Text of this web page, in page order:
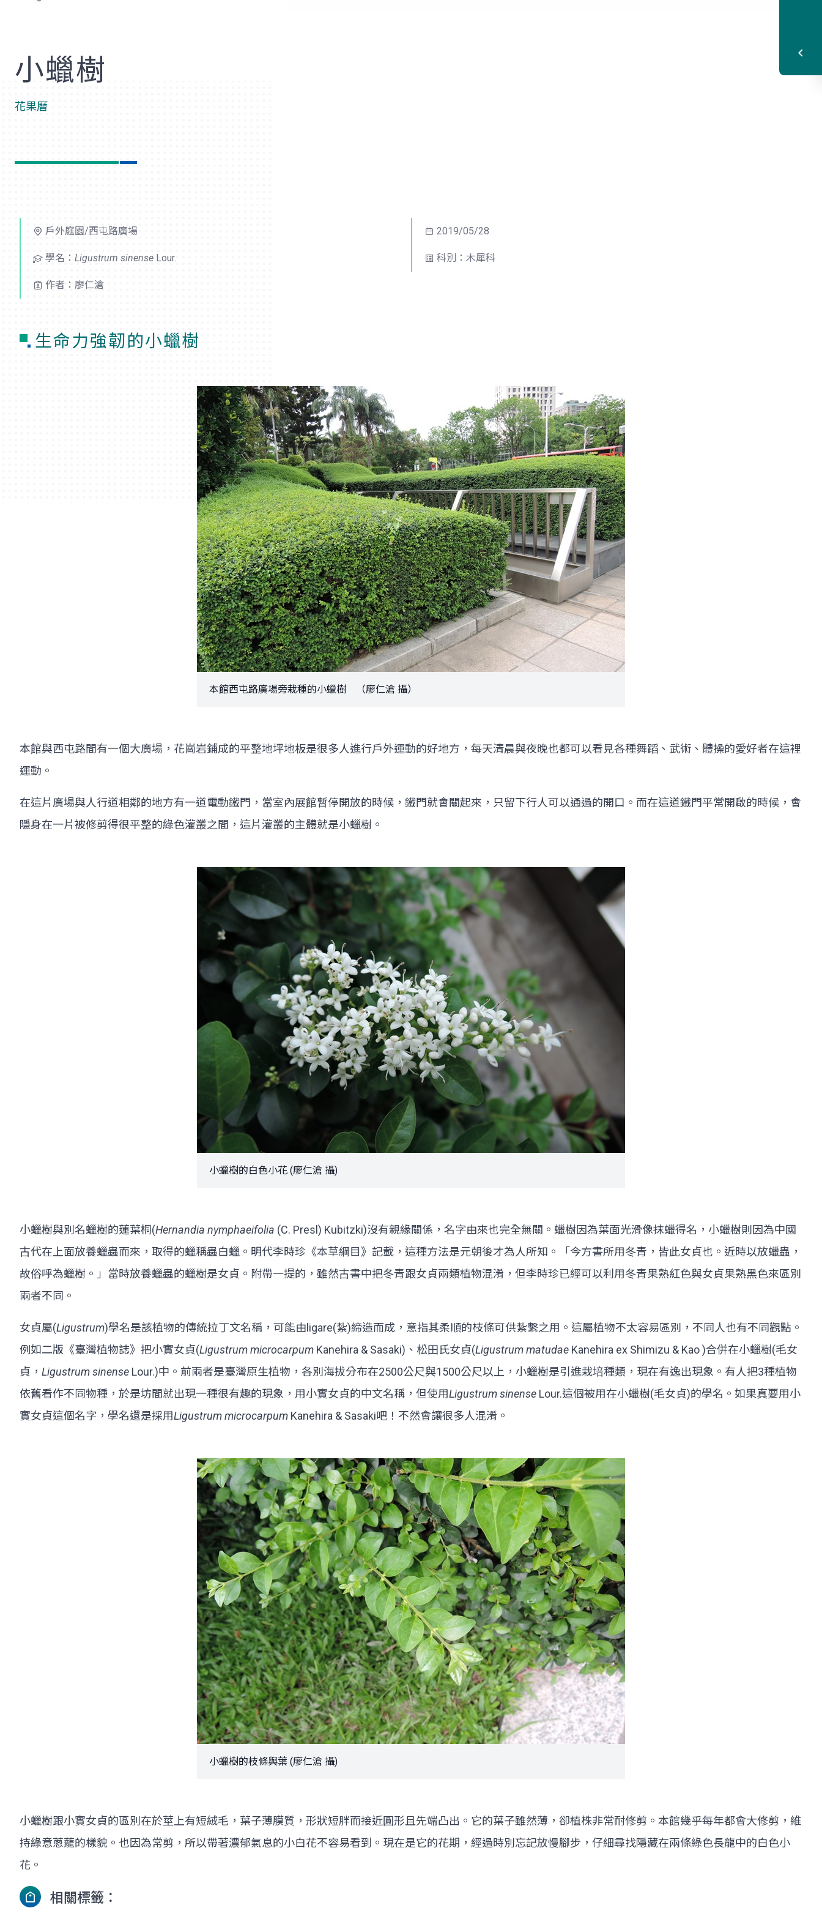
小蠟樹
花果曆
戶外庭園/西屯路廣場 2019/05/28
學名： Ligustrum sinense Lour. 科別：木犀科
作者：廖仁滄
生命力強韌的小蠟樹
本館西屯路廣場旁栽種的小蠟樹 （廖仁滄 攝）
本館與西屯路間有一個大廣場，花崗岩鋪成的平整地坪地板是很多人進行戶外運動的好地方，每天清晨與夜晚也都可以看見各種舞蹈、武術、體操的愛好者在這裡
運動。
在這片廣場與人行道相鄰的地方有一道電動鐵門，當室內展館暫停開放的時候，鐵門就會關起來，只留下行人可以通過的開口。而在這道鐵門平常開啟的時候，會
隱身在一片被修剪得很平整的綠色灌叢之間，這片灌叢的主體就是小蠟樹。
小蠟樹的白色小花 (廖仁滄 攝)
小蠟樹與別名蠟樹的蓮葉桐(Hernandia nymphaeifolia (C. Presl) Kubitzki)沒有親緣關係，名字由來也完全無關。蠟樹因為葉面光滑像抹蠟得名，小蠟樹則因為中國
古代在上面放養蠟蟲而來，取得的蠟稱蟲白蠟。明代李時珍《本草綱目》記載，這種方法是元朝後才為人所知。「今方書所用冬青，皆此女貞也。近時以放蠟蟲，
故俗呼為蠟樹。」當時放養蠟蟲的蠟樹是女貞。附帶一提的，雖然古書中把冬青跟女貞兩類植物混淆，但李時珍已經可以利用冬青果熟紅色與女貞果熟黑色來區別
兩者不同。
女貞屬(Ligustrum)學名是該植物的傳統拉丁文名稱，可能由ligare(紮)締造而成，意指其柔順的枝條可供紮繫之用。這屬植物不太容易區別，不同人也有不同觀點。
例如二版《臺灣植物誌》把小實女貞(Ligustrum microcarpum Kanehira & Sasaki)、松田氏女貞(Ligustrum matudae Kanehira ex Shimizu & Kao )合併在小蠟樹(毛女
貞， Ligustrum sinense Lour.)中。前兩者是臺灣原生植物，各別海拔分布在2500公尺與1500公尺以上，小蠟樹是引進栽培種類，現在有逸出現象。有人把3種植物
依舊看作不同物種，於是坊間就出現一種很有趣的現象，用小實女貞的中文名稱，但使用Ligustrum sinense Lour.這個被用在小蠟樹(毛女貞)的學名。如果真要用小
實女貞這個名字，學名還是採用Ligustrum microcarpum Kanehira & Sasaki吧！不然會讓很多人混淆。
小蠟樹的枝條與葉 (廖仁滄 攝)
小蠟樹跟小實女貞的區別在於莖上有短絨毛，葉子薄膜質，形狀短胖而接近圓形且先端凸出。它的葉子雖然薄，卻植株非常耐修剪。本館幾乎每年都會大修剪，維
持綠意蔥蘢的樣貌。也因為常剪，所以帶著濃郁氣息的小白花不容易看到。現在是它的花期，經過時別忘記放慢腳步，仔細尋找隱藏在兩條綠色長龍中的白色小
花。
相關標籤：